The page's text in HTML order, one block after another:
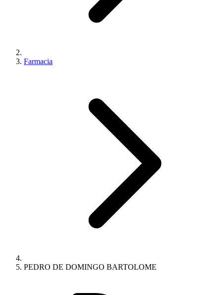
Farmacia
PEDRO DE DOMINGO BARTOLOME